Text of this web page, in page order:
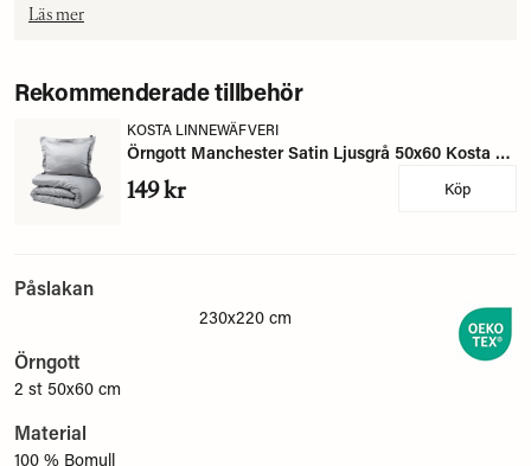
Läs mer
Rekommenderade tillbehör
KOSTA LINNEWÄFVERI
Örngott Manchester Satin Ljusgrå 50x60 Kosta Linnewäfveri
149 kr Köp
Påslakan
230x220 cm
Örngott
2 st 50x60 cm
Material
100 % Bomull